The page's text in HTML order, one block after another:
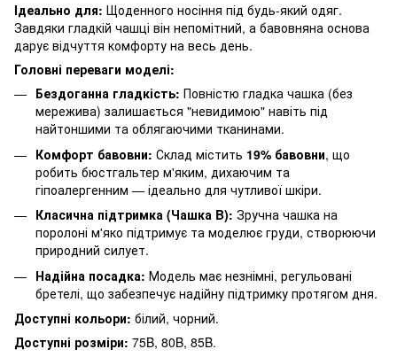
Ідеально для: Щоденного носіння під будь-який одяг.
Завдяки гладкій чашці він непомітний, а бавовняна основа
дарує відчуття комфорту на весь день.
Головні переваги моделі:
Бездоганна гладкість: Повністю гладка чашка (без
мережива) залишається "невидимою" навіть під
найтоншими та облягаючими тканинами.
Комфорт бавовни: Склад містить 19% бавовни, що
робить бюстгальтер м'яким, дихаючим та
гіпоалергенним — ідеально для чутливої шкіри.
Класична підтримка (Чашка B): Зручна чашка на
поролоні м'яко підтримує та моделює груди, створюючи
природний силует.
Надійна посадка: Модель має незнімні, регульовані
бретелі, що забезпечує надійну підтримку протягом дня.
Доступні кольори: білий, чорний.
Доступні розміри: 75B, 80B, 85B.